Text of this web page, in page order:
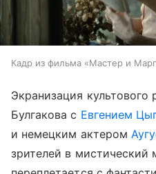
Кадр из фильма «Мастер и
Экранизация
Булгакова с Евгением
и немецким актером
зрителей в мистический